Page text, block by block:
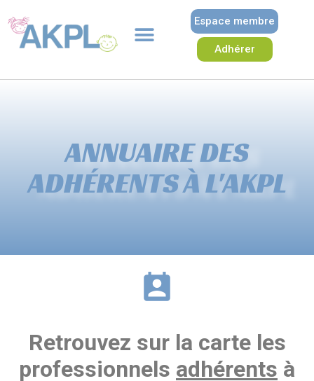
Espace membre
Adhérer
ANNUAIRE DES
ADHÉRENTS À L'AKPL​
Retrouvez sur la carte les
professionnels adhérents à